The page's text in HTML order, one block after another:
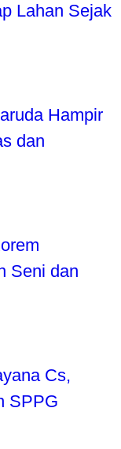
Lahan Sejak
Hampir
dan
Seni dan
Cs,
SPPG